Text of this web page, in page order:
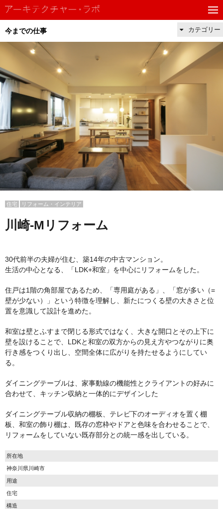
今までの仕事 カテゴリー
住宅 リフォーム・インテリア
川崎-Mリフォーム
30代前半の夫婦が住む、築14年の中古マンション。
生活の中心となる、「LDK+和室」を中心にリフォームをした。
住戸は1階の角部屋であるため、「専用庭がある」、「窓が多い（=
壁が少ない）」という特徴を理解し、新たにつくる壁の大きさと位
置を意識して設計を進めた。
和室は壁とふすまで閉じる形式ではなく、大きな開口とその上下に
壁を設けることで、LDKと和室の双方からの見え方やつながりに奥
行き感をつくり出し、空間全体に広がりを持たせるようにしてい
る。
ダイニングテーブルは、家事動線の機能性とクライアントの好みに
合わせて、キッチン収納と一体的にデザインした
ダイニングテーブル収納の棚板、テレビ下のオーディオを置く棚
板、和室の飾り棚は、既存の窓枠やドアと色味を合わせることで、
リフォームをしていない既存部分との統一感を出している。
所在地
神奈川県川崎市
用途
住宅
構造